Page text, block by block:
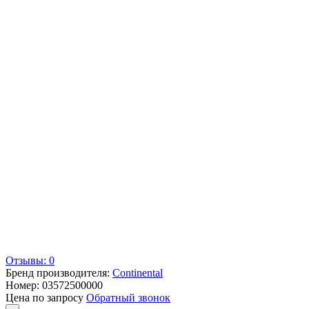
Отзывы: 0
Бренд производителя: Continental
Номер: 03572500000
Цена по запросу Обратный звонок